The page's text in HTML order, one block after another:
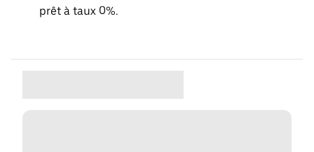
prêt à taux 0%.